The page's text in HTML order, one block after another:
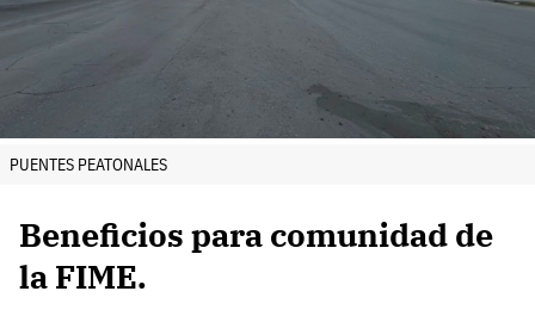
PUENTES PEATONALES
Beneficios para comunidad de
la FIME.